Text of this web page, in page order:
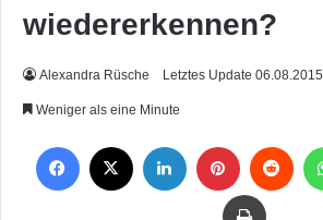
wiedererkennen?
Alexandra Rüsche Letztes Update 06.08.2015
Weniger als eine Minute
Drucken